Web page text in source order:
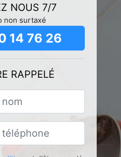
NOUS 7/7
non surtaxé
14 76 26
RAPPELÉ